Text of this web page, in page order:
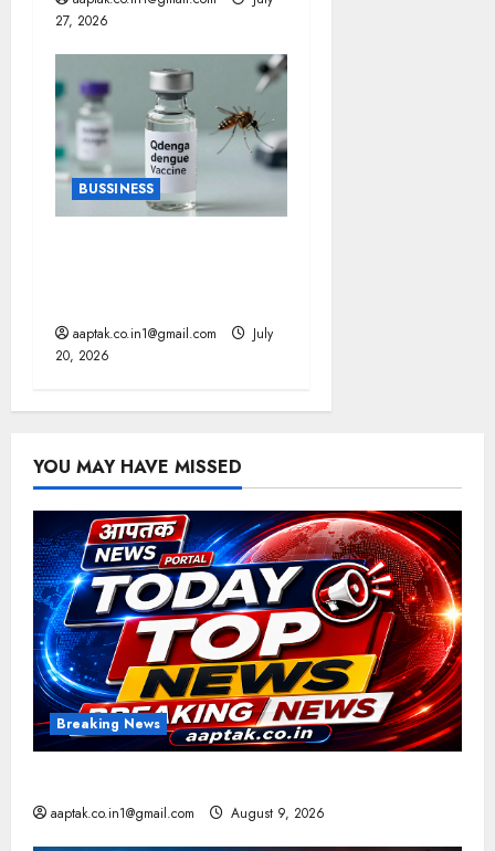
27, 2026
BUSSINESS
aaptak.co.in1@gmail.com
July
20, 2026
YOU MAY HAVE MISSED
Breaking News
aaptak.co.in1@gmail.com August 9, 2026